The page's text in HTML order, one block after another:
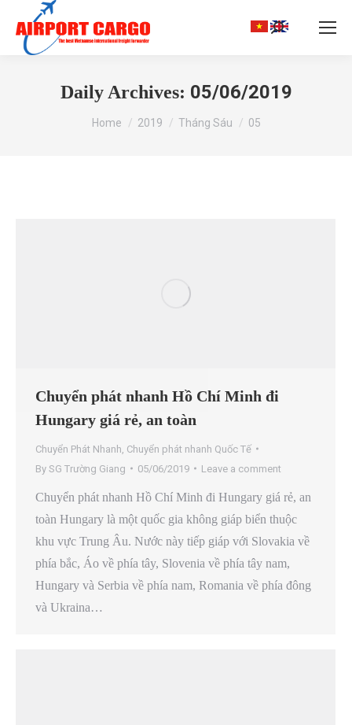
Search:
Daily Archives: 05/06/2019
You are here:
Home 2019 Tháng Sáu 05
Chuyển phát nhanh Hồ Chí Minh đi
Hungary giá rẻ, an toàn
Chuyển Phát Nhanh Chuyển phát nhanh Quốc Tế
By SG Trường Giang 05/06/2019 Leave a comment
Chuyển phát nhanh Hồ Chí Minh đi Hungary giá rẻ, an
toàn Hungary là một quốc gia không giáp biển thuộc
khu vực Trung Âu. Nước này tiếp giáp với Slovakia về
phía bắc, Áo về phía tây, Slovenia về phía tây nam,
Hungary và Serbia về phía nam, Romania về phía đông
và Ukraina…